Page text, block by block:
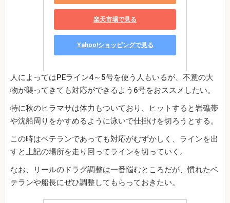
楽天市場で見る
Yahoo!ショッピングで見る
人によってはPEライン4～5号を使う人もいるが、不意の大
物が襲ってきても対応ができるよう6号をおススメしたい。
特に秋のヒラマサは体力もついており、ヒットすると岩礁帯
や沈船周りをかすめるように泳いで仕掛けを切ろうとする。
この時はベテランであっても対応がむずかしく、ラインを出
すと上記の場所を走り回ってラインを切っていく。
なお、リールのドラグ調整は一番悩むところだが、慣れたベ
テランや船長にぜひ調整してもらっておきたい。